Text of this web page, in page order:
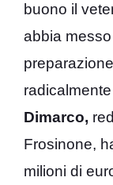
buono il
abbia
Dimarco,
Frosinone,
milioni di